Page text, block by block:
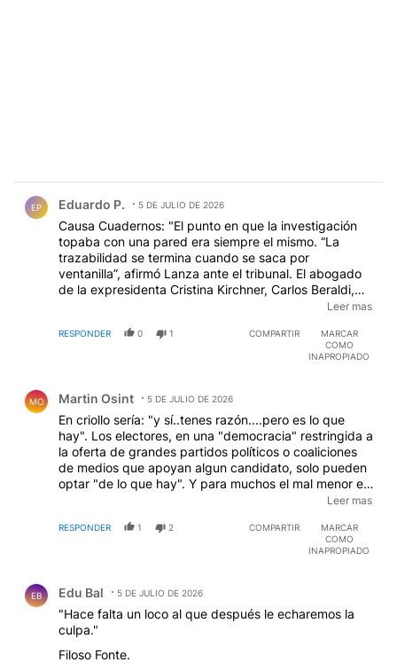
EP Eduardo P. 5 DE JULIO DE 2026
Causa Cuadernos: "El punto en que la investigación
topaba con una pared era siempre el mismo. “La
trazabilidad se termina cuando se saca por
ventanilla”, afirmó Lanza ante el tribunal. El abogado
de la expresidenta Cristina Kirchner, Carlos Beraldi,
una jurisdicción sin banco. Lanza insistió: “Todo tiene
que estar bancarizado. Cuando la plata sale de una
“Nosotros no podemos saber dónde terminó el dinero.
Nos concentramos en ver hasta dónde llegaba y si se
perdía el rastro”
(www.infobae.com/judiciales/2026/07/05/causa-
cuadernos-el-paso-a-paso-del-rastro-del-dinero-
hasta-su-retiro-por-ventanilla-en-los-bancos/). Se la
Leer mas
RESPONDER 0 1 COMPARTIR
MARCAR
COMO
INAPROPIADO
MO Martin Osint 5 DE JULIO DE 2026
En criollo sería: "y sí..tenes razón....pero es lo que
hay". Los electores, en una "democracia" restringida a
la oferta de grandes partidos políticos o coaliciones
de medios que apoyan algun candidato, solo pueden
optar "de lo que hay". Y para muchos el mal menor es
Milei como para otros fue votar a Masa. Por las dudas:
suizos donde, gobierne quien gobierne, los grandes
temas (impuestos, grandes obras públicas, tratados
(51% de ciudadanos de todo el país y mitad más uno
de "Cantones" o sea provincias). Pero eso solo en
Suiza, acá hay que padecer a esta oligarquía política
ciudadanos tiene amplio marco para hacer las cosas
Leer mas
RESPONDER 1 2 COMPARTIR
MARCAR
COMO
INAPROPIADO
EB Edu Bal 5 DE JULIO DE 2026
"Hace falta un loco al que después le echaremos la
culpa."
Filoso Fonte.